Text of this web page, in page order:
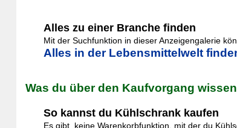
Alles zu einer Branche finden
Mit der Suchfunktion in dieser Anzeigengalerie
Alles in der Lebensmittelwelt
Was du über den Kaufvorgang
So kannst du Kühlschrank kaufen
Es gibt keine Warenkorbfunktion, mit der du